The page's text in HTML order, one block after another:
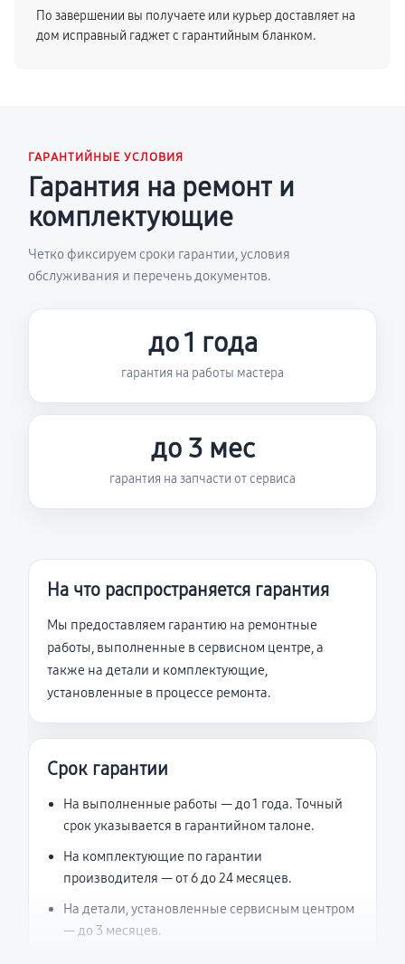
По завершении вы получаете или курьер доставляет на
дом исправный гаджет с гарантийным бланком.
ГАРАНТИЙНЫЕ УСЛОВИЯ
Гарантия на ремонт и
комплектующие
Четко фиксируем сроки гарантии, условия
обслуживания и перечень документов.
до 1 года
гарантия на работы мастера
до 3 мес
гарантия на запчасти от сервиса
На что распространяется гарантия
Мы предоставляем гарантию на ремонтные
работы, выполненные в сервисном центре, а
также на детали и комплектующие,
установленные в процессе ремонта.
Срок гарантии
На выполненные работы — до 1 года. Точный
срок указывается в гарантийном талоне.
На комплектующие по гарантии
производителя — от 6 до 24 месяцев.
На детали, установленные сервисным центром
— до 3 месяцев.